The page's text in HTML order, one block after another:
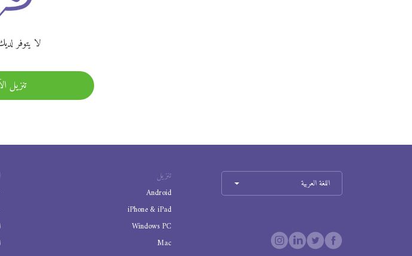
لا يتوفر
تنزيل
تنزيل
Android
iPhone & iPad
Windows PC
Mac
اللغة العربية